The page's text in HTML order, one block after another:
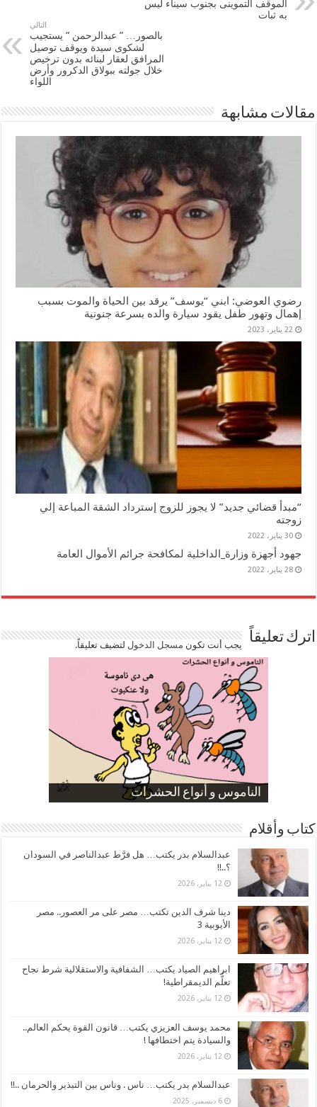
الموقف التموينى بجنوب سيناء ليس
به ثبات
التالي
بالصور… ” عبدالرحمن ” يستجيب
لشكوى سيدة ويوقف توصيل
المرافق لعقار لبنائه بدون ترخيص
خلال جولته ببولاق الدكرور وأرض
اللواء
مقالات مشابهة
رضوي العوضي: ابني “يوسف” يرقد بين الحياة والموت بسبب
إهمال وتهور طفل يقود سيارة والده بسرعة جنونية
22 يناير، 2023
“مبدأ قضائي جديد” لا يجوز للزوج إسترداد الشقة المباعة إلي
زوجته
30 يناير، 2022
جهود أجهزة وزارة_الداخلية لمكافحة جرائم الأموال العامة
28 يناير، 2022
اترك تعليقاً يجب أنت تكون مسجل الدخوللتضيف تعليقاً.
الناموس و أنواع الحشرات
الموظفين بعد ارتفاع الأسعار
ارتفاع نسبة الطلاق في مصر
صورة كاركاتيرية
صورة كاركاتيرية
كتاب وأقلام
عبدالسلام بدر يكتب… هل فرَّط عبدالناصر في السودان
؟..!!
12 يناير، 2026
دينا شرف الدين تكتب… مصر على مر العصور.. مصر
الأيوبية 3
12 يناير، 2026
ابراهيم الصياد يكتب… الشفافية والاستقلالية شرط نجاح
تعلُّم الديمقراطية!
12 يناير، 2026
محمد يوسف العزيزي يكتب… قانون القوة يحكم العالم..
والسيادة يتم اختطافها !
12 يناير، 2026
عبدالسلام بدر يكتب… ناس . وناس بين التبذير والحرمان ..!!
6 ديسمبر، 2025